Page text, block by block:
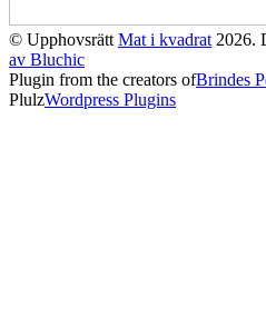
© Upphovsrätt Mat i kvadrat 2026.
av Bluchic
Plugin from the creators ofBrindes
PlulzWordpress Plugins